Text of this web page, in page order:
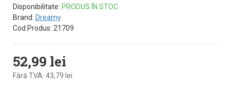
52,99 lei
Fără TVA: 43,79 lei
Disponibilitate: PRODUS ÎN STOC
Brand: Dreamy
Cod Produs: 21709